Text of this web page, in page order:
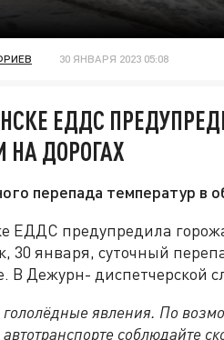
30 ЯНВАРЯ 2023 05:08
ЕДДС
НА ДОРОГАХ
перепада температур в
ЕДДС предупредила
30 января, суточный
В Дежурн- диспетчерской
явления. По
соблюдайте